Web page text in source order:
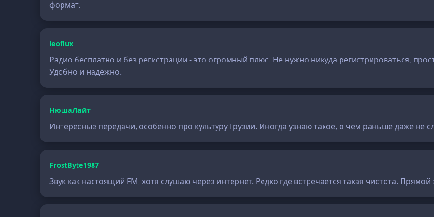
формат.
leoflux
Радио бесплатно и без регистрации - это огромный плюс. Не нужно никуда регистрироваться,
Удобно и надёжно.
НюшаЛайт
Интересные передачи, особенно про культуру Грузии. Иногда узнаю такое, о чём раньше даже не
FrostByte1987
Звук как настоящий FM, хотя слушаю через интернет. Редко где встречается такая чистота.